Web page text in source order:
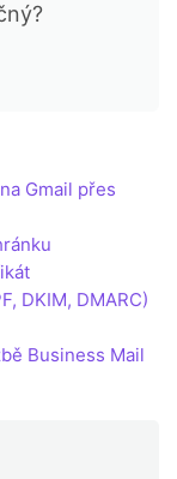
Gmail přes
DKIM, DMARC)
Business Mail